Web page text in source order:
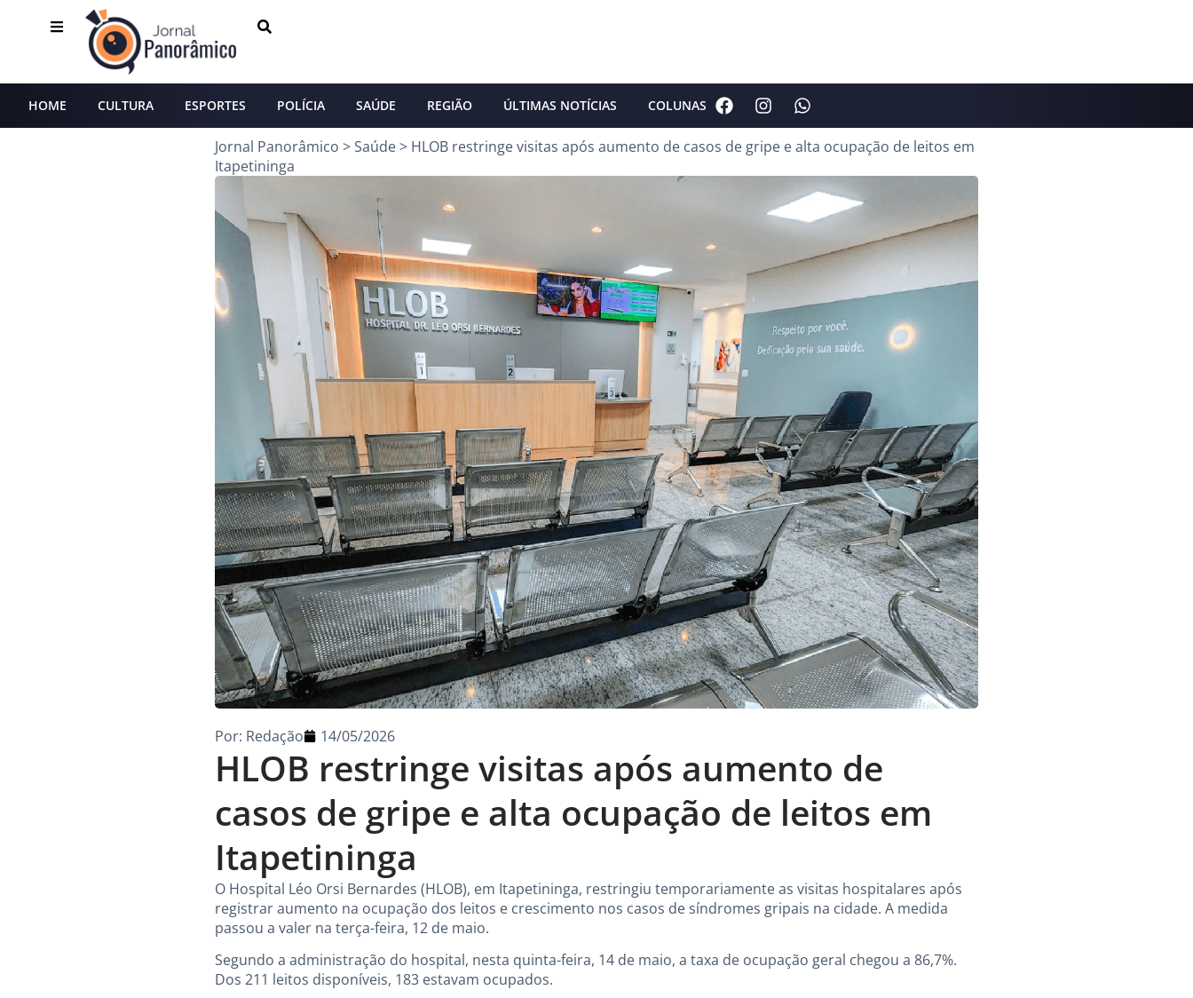
HOME CULTURA ESPORTES POLÍCIA SAÚDE REGIÃO ÚLTIMAS NOTÍCIAS COLUNAS
Jornal Panorâmico >Saúde> HLOB restringe visitas após aumento de casos de gripe e alta ocupação de leitos em
Itapetininga
HLOB restringe visitas após aumento de
casos de gripe e alta ocupação de leitos em
Itapetininga
Por: Redação 14/05/2026
O Hospital Léo Orsi Bernardes (HLOB), em Itapetininga, restringiu temporariamente as visitas hospitalares após
registrar aumento na ocupação dos leitos e crescimento nos casos de síndromes gripais na cidade. A medida
passou a valer na terça-feira, 12 de maio.
Segundo a administração do hospital, nesta quinta-feira, 14 de maio, a taxa de ocupação geral chegou a 86,7%.
Dos 211 leitos disponíveis, 183 estavam ocupados.